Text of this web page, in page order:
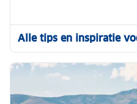
Alle tips en inspiratie